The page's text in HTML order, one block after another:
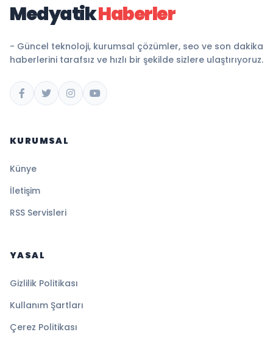
MedyatikHaberler
- Güncel teknoloji, kurumsal çözümler, seo ve son dakika
haberlerini tarafsız ve hızlı bir şekilde sizlere ulaştırıyoruz.
KURUMSAL
Künye
İletişim
RSS Servisleri
YASAL
Gizlilik Politikası
Kullanım Şartları
Çerez Politikası